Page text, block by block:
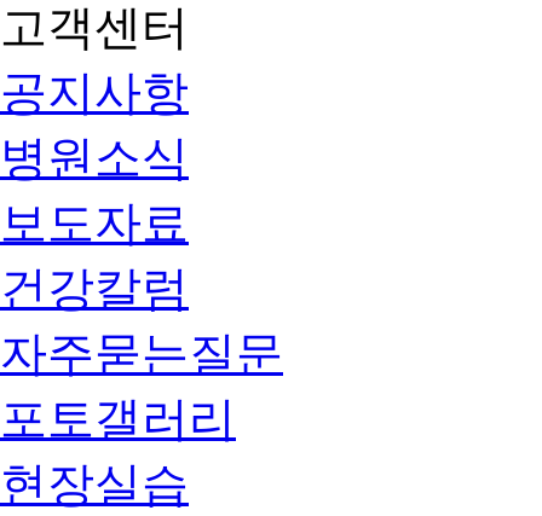
고객센터
공지사항
병원소식
보도자료
건강칼럼
자주묻는질문
포토갤러리
현장실습